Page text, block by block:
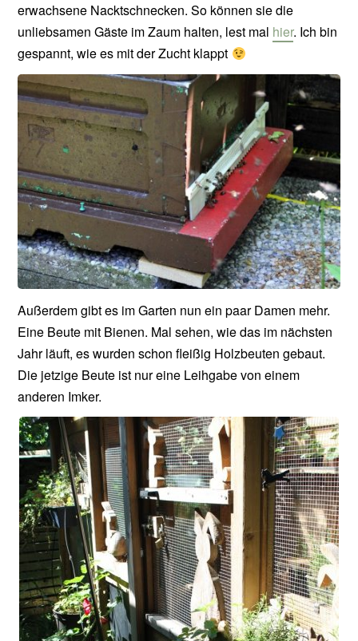
erwachsene Nacktschnecken. So können sie die
unliebsamen Gäste im Zaum halten, lest mal hier. Ich bin
gespannt, wie es mit der Zucht klappt
Außerdem gibt es im Garten nun ein paar Damen mehr.
Eine Beute mit Bienen. Mal sehen, wie das im nächsten
Jahr läuft, es wurden schon fleißig Holzbeuten gebaut.
Die jetzige Beute ist nur eine Leihgabe von einem
anderen Imker.